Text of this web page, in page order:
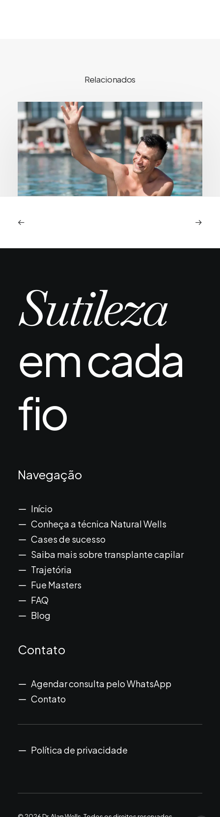
Relacionados
Piscina e mar após transplante capilar:
depois de um transplante capilar…
Sutileza
em cada
fio
Navegação
Início
Conheça a técnica Natural Wells
Cases de sucesso
Saiba mais sobre transplante capilar
Trajetória
Fue Masters
FAQ
Blog
Contato
Agendar consulta pelo WhatsApp
Contato
Política de privacidade